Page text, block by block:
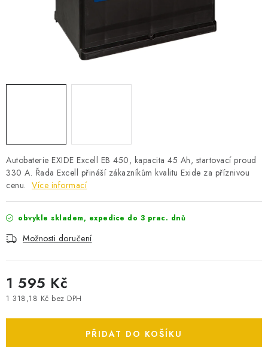
LITHIOVÉ BATERIE
STARTOVACÍ ZDROJE
TESTERY BATERIÍ
BATERIE PRO VYSAVAČE
SPOTŘEBNÍ BATERIE
Autobaterie EXIDE Excell EB 450, kapacita 45 Ah, startovací proud
330 A. Řada Excell přináší zákazníkům kvalitu Exide za příznivou
cenu. Více informací
obvykle skladem, expedice do 3 prac. dnů
Možnosti doručení
1 595 Kč
1 318,18 Kč bez DPH
PŘIDAT DO KOŠÍKU